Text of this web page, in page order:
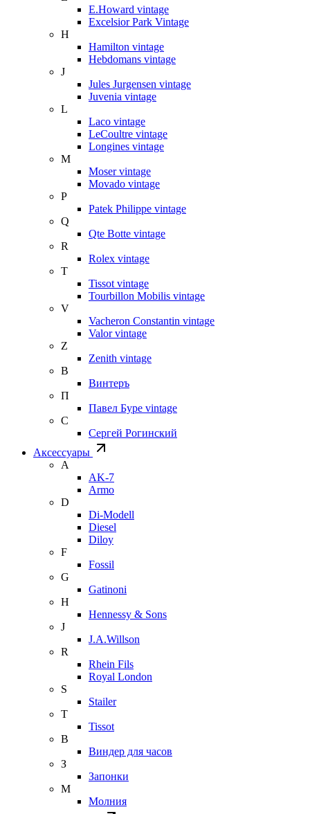
E.Howard vintage
Excelsior Park Vintage
H
Hamilton vintage
Hebdomans vintage
J
Jules Jurgensen vintage
Juvenia vintage
L
Laco vintage
LeCoultre vintage
Longines vintage
M
Moser vintage
Movado vintage
P
Patek Philippe vintage
Q
Qte Botte vintage
R
Rolex vintage
T
Tissot vintage
Tourbillon Mobilis vintage
V
Vacheron Constantin vintage
Valor vintage
Z
Zenith vintage
В
Винтеръ
П
Павел Буре vintage
С
Сергей Рогинский
Аксессуары
A
AK-7
Armo
D
Di-Modell
Diesel
Diloy
F
Fossil
G
Gatinoni
H
Hennessy & Sons
J
J.A.Willson
R
Rhein Fils
Royal London
S
Stailer
T
Tissot
В
Виндер для часов
З
Запонки
М
Молния